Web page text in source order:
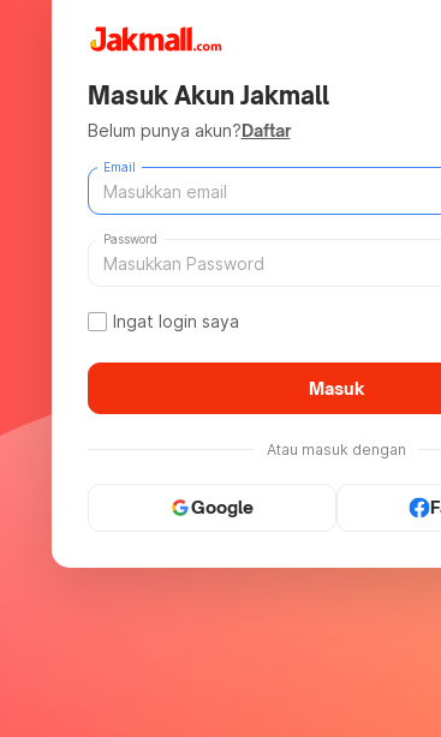
Masuk Akun Jakmall
Belum punya akun?Daftar
Email
Password
Ingat login saya
Masuk
Atau masuk dengan
Google